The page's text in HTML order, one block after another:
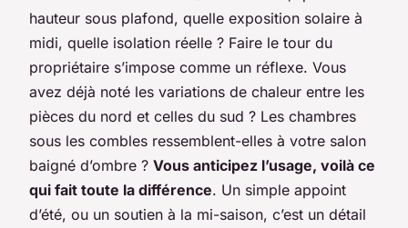
hauteur sous plafond, quelle exposition solaire à
midi, quelle isolation réelle ? Faire le tour du
propriétaire s’impose comme un réflexe. Vous
avez déjà noté les variations de chaleur entre les
pièces du nord et celles du sud ? Les chambres
sous les combles ressemblent-elles à votre salon
baigné d’ombre ? Vous anticipez l’usage, voilà ce
qui fait toute la différence. Un simple appoint
d’été, ou un soutien à la mi-saison, c’est un détail